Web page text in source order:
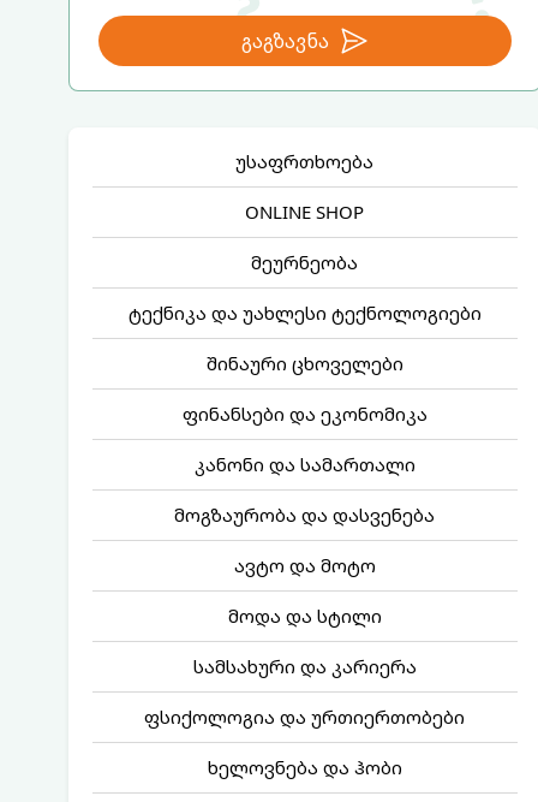
გაგზავნა
უსაფრთხოება
ONLINE SHOP
მეურნეობა
ტექნიკა და უახლესი ტექნოლოგიები
შინაური ცხოველები
ფინანსები და ეკონომიკა
კანონი და სამართალი
მოგზაურობა და დასვენება
ავტო და მოტო
მოდა და სტილი
სამსახური და კარიერა
ფსიქოლოგია და ურთიერთობები
ხელოვნება და ჰობი